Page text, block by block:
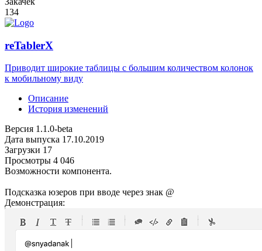
134
reTablerX
Приводит широкие таблицы с большим количеством колонок
к мобильному виду
Описание
История изменений
Версия 1.1.0-beta
Дата выпуска 17.10.2019
Загрузки 17
Просмотры 4 046
Возможности компонента.
Подсказка юзеров при вводе через знак @
Демонстрация: